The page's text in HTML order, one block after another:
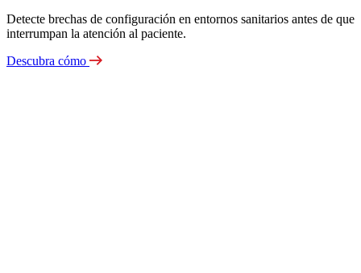
Detecte brechas de configuración en entornos sanitarios antes de que
interrumpan la atención al paciente.
Descubra cómo